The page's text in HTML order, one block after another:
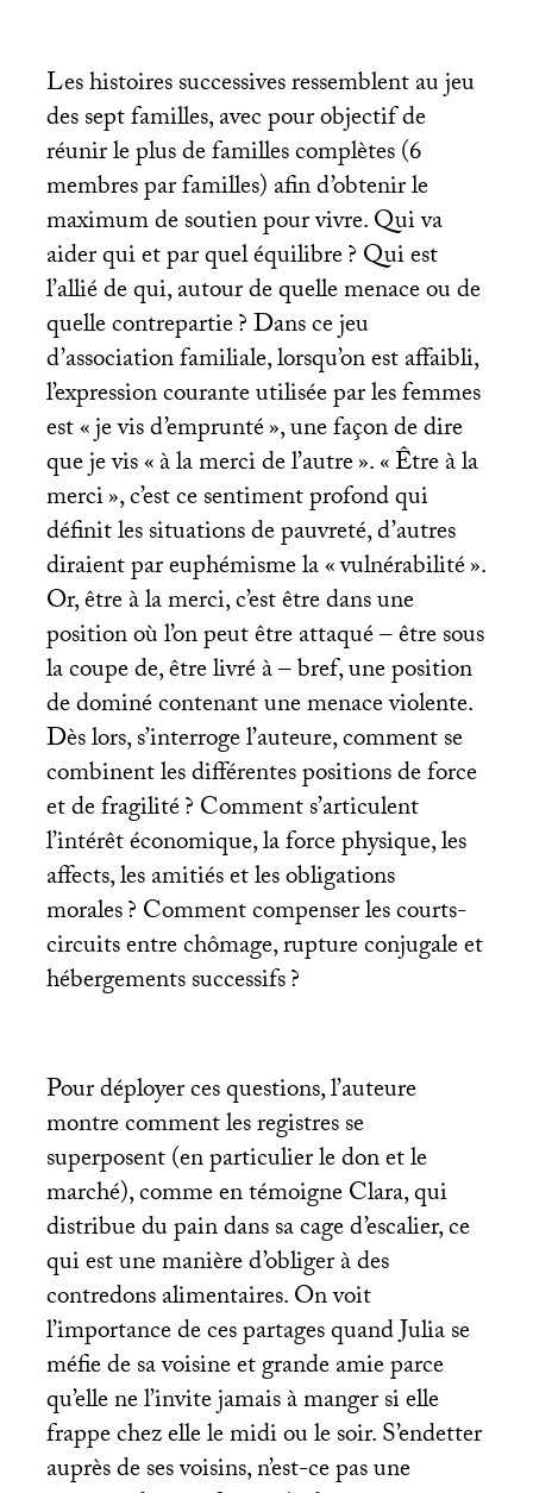
Les histoires successives ressemblent au jeu
des sept familles, avec pour objectif de
réunir le plus de familles complètes (6
membres par familles) afin d’obtenir le
maximum de soutien pour vivre. Qui va
aider qui et par quel équilibre? Qui est
l’allié de qui, autour de quelle menace ou de
quelle contrepartie? Dans ce jeu
d’association familiale, lorsqu’on est affaibli,
l’expression courante utilisée par les femmes
est «je vis d’emprunté», une façon de dire
que je vis «à la merci de l’autre». «Être à la
merci», c’est ce sentiment profond qui
définit les situations de pauvreté, d’autres
diraient par euphémisme la «vulnérabilité».
Or, être à la merci, c’est être dans une
position où l’on peut être attaqué – être sous
la coupe de, être livré à – bref, une position
de dominé contenant une menace violente.
Dès lors, s’interroge l’auteure, comment se
combinent les différentes positions de force
et de fragilité? Comment s’articulent
l’intérêt économique, la force physique, les
affects, les amitiés et les obligations
morales? Comment compenser les courts-
circuits entre chômage, rupture conjugale et
hébergements successifs?
Pour déployer ces questions, l’auteure
montre comment les registres se
superposent (en particulier le don et le
marché), comme en témoigne Clara, qui
distribue du pain dans sa cage d’escalier, ce
qui est une manière d’obliger à des
contredons alimentaires. On voit
l’importance de ces partages quand Julia se
méfie de sa voisine et grande amie parce
qu’elle ne l’invite jamais à manger si elle
frappe chez elle le midi ou le soir. S’endetter
auprès de ses voisins, n’est-ce pas une